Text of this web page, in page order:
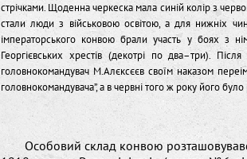
стрічками. Щоденна черкеска мала синій колір з
стали люди з військовою освітою, а для нижніх
імператорського конвою брали участь у боях з
Георгієвських хрестів (декотрі по два–три).
головнокомандувач М.Алєксєєв своїм наказом
головнокомандувача”, а в червні того ж року його
Особовий склад конвою